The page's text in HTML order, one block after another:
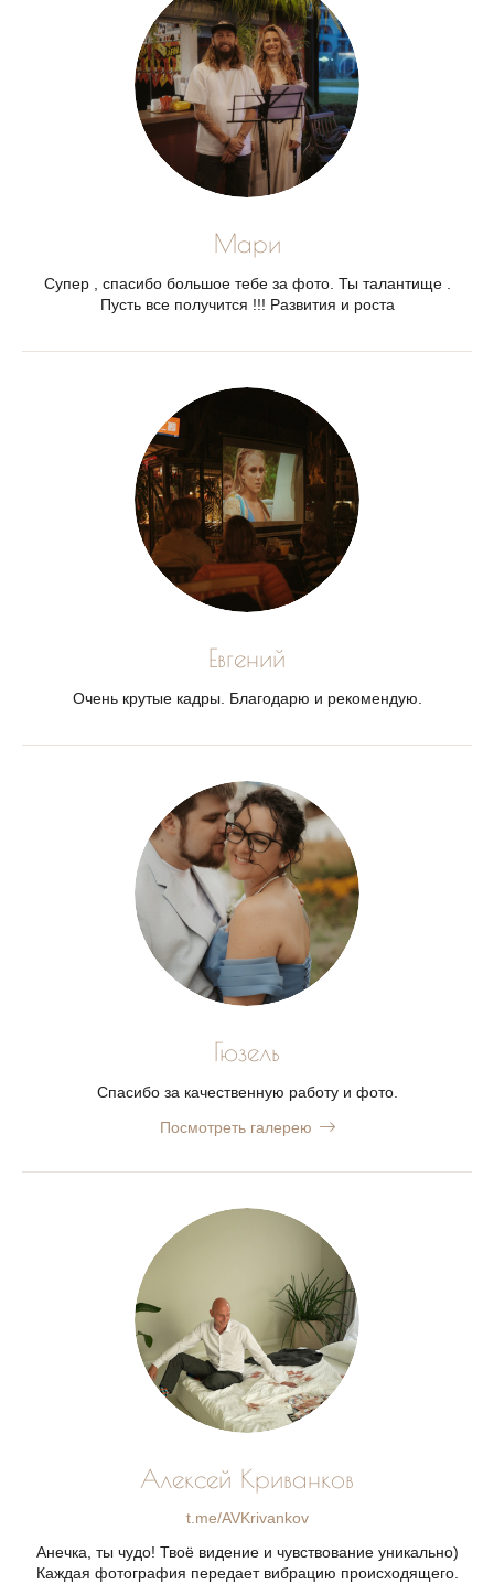
Мари
Супер , спасибо большое тебе за фото. Ты талантище .
Пусть все получится !!! Развития и роста
Евгений
Очень крутые кадры. Благодарю и рекомендую.
Гюзель
Спасибо за качественную работу и фото.
Посмотреть галерею
Алексей Криванков
t.me/AVKrivankov
Анечка, ты чудо! Твоё видение и чувствование уникально)
Каждая фотография передает вибрацию происходящего.